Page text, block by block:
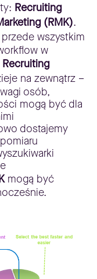
Recruiting
(RMK).
wszystkim
w
Recruiting
na zewnątrz –
osób,
mogą być dla
dostajemy
mogą być